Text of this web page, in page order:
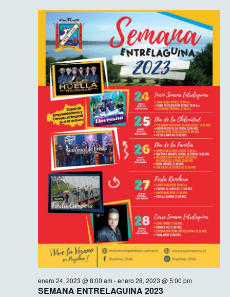
SEMANA ENTRELAGUINA 2023
enero 24, 2023 @ 8:00 am -enero 28, 2023 @ 5:00 pm